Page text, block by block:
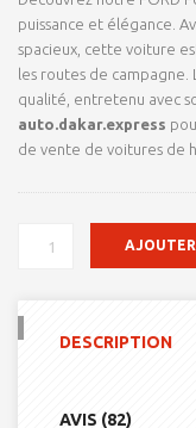
puissance et élégance.
spacieux, cette voiture
les routes de campagne.
qualité, entretenu avec
auto.dakar.express
de vente de voitures de
QUANTITÉ
DESCRIPTION
AVIS (82)